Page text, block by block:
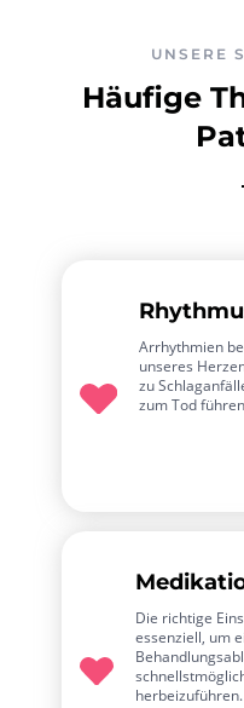
UNSERE
Häufige
Arrhythmien
unseres
zu
zum Tod
Die richtige
essenziell, um
herbeizuführen.